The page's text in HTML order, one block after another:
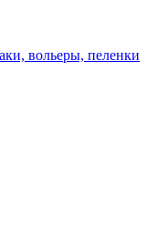
вольеры, пеленки